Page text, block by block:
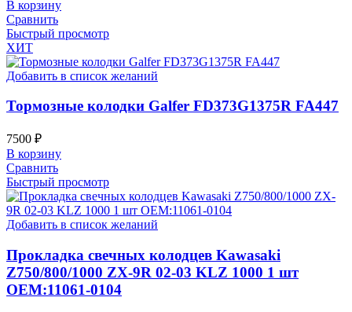
В корзину
Сравнить
Быстрый просмотр
ХИТ
Добавить в список желаний
Тормозные колодки Galfer FD373G1375R FA447
7500 ₽
В корзину
Сравнить
Быстрый просмотр
Добавить в список желаний
Прокладка свечных колодцев Kawasaki
Z750/800/1000 ZX-9R 02-03 KLZ 1000 1 шт
OEM:11061-0104